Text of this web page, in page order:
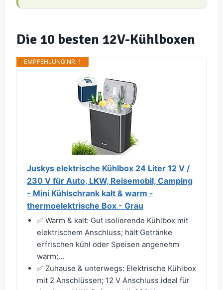
Die 10 besten 12V-Kühlboxen
EMPFEHLUNG NR. 1
Juskys elektrische Kühlbox 24 Liter 12 V /
230 V für Auto, LKW, Reisemobil, Camping
- Mini Kühlschrank kalt & warm -
thermoelektrische Box - Grau
✅ Warm & kalt: Gut isolierende Kühlbox mit
elektrischem Anschluss; hält Getränke
erfrischen kühl oder Speisen angenehm
warm;...
✅ Zuhause & unterwegs: Elektrische Kühlbox
mit 2 Anschlüssen; 12 V Anschluss ideal für